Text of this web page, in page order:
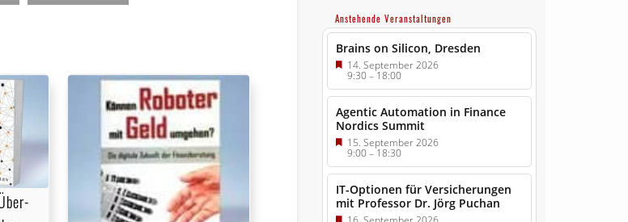
Anstehende Veranstaltungen
Brains on Silicon, Dresden
14. September 2026
9:30–18:00
Agentic Automation in Finance
Nordics Summit
15. September 2026
9:00–18:30
IT-Optionen für Versicherungen
mit Professor Dr. Jörg Puchan